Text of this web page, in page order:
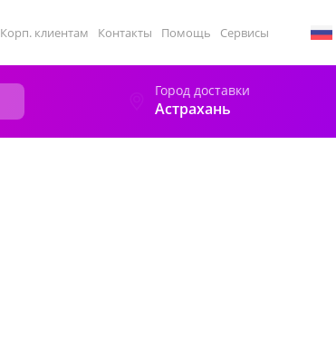
Корп. клиентам Контакты Помощь Сервисы
Город доставки
Астрахань